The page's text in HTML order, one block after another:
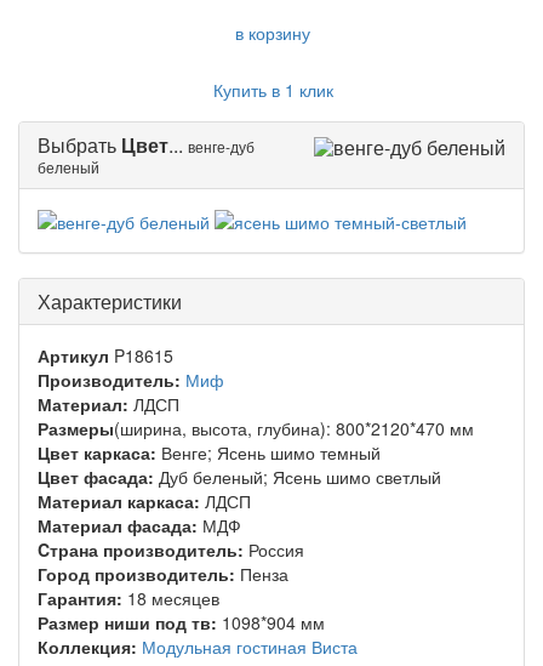
в корзину
Купить в 1 клик
Выбрать Цвет... венге-дуб
беленый
Характеристики
Артикул P18615
Производитель: Миф
Материал: ЛДСП
Размеры(ширина, высота, глубина): 800*2120*470 мм
Цвет каркаса: Венге; Ясень шимо темный
Цвет фасада: Дуб беленый; Ясень шимо светлый
Материал каркаса: ЛДСП
Материал фасада: МДФ
Cтрана производитель: Россия
Город производитель: Пенза
Гарантия: 18 месяцев
Размер ниши под тв: 1098*904 мм
Коллекция: Модульная гостиная Виста